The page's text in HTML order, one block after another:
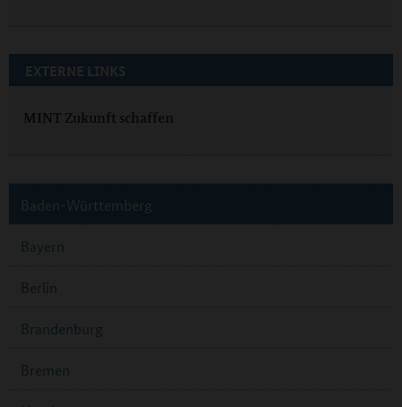
EXTERNE LINKS
MINT Zukunft schaffen
Baden-Württemberg
Bayern
Berlin
Brandenburg
Bremen